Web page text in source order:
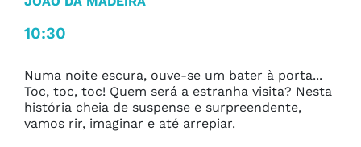
10:30
Numa noite escura, ouve-se um bater à porta...
Toc, toc, toc! Quem será a estranha visita? Nesta
história cheia de suspense e surpreendente,
vamos rir, imaginar e até arrepiar.